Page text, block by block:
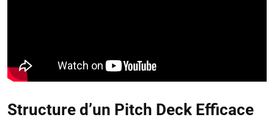
Structure d’un Pitch Deck Efficace